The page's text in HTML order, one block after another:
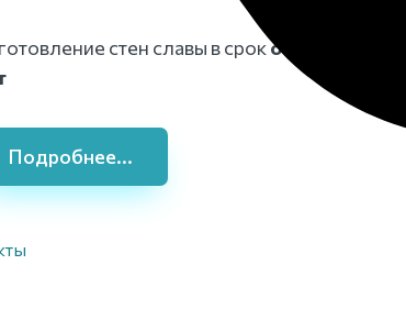
стен славы в срокот 1
Подробнее...